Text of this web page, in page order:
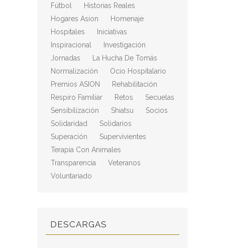
Fútbol
Historias Reales
Hogares Asion
Homenaje
Hospitales
Iniciativas
Inspiracional
Investigación
Jornadas
La Hucha De Tomás
Normalización
Ocio Hospitalario
Premios ASION
Rehabilitación
Respiro Familiar
Retos
Secuelas
Sensibilización
Shiatsu
Socios
Solidaridad
Solidarios
Superación
Supervivientes
Terapia Con Animales
Transparencia
Veteranos
Voluntariado
DESCARGAS